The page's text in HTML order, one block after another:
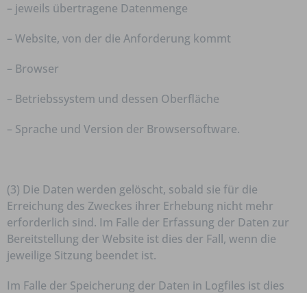
– jeweils übertragene Datenmenge
– Website, von der die Anforderung kommt
– Browser
– Betriebssystem und dessen Oberfläche
– Sprache und Version der Browsersoftware.
(3) Die Daten werden gelöscht, sobald sie für die
Erreichung des Zweckes ihrer Erhebung nicht mehr
erforderlich sind. Im Falle der Erfassung der Daten zur
Bereitstellung der Website ist dies der Fall, wenn die
jeweilige Sitzung beendet ist.
Im Falle der Speicherung der Daten in Logfiles ist dies